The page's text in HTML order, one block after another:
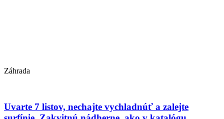
Záhrada
Uvarte 7 listov, nechajte vychladnúť a zalejte